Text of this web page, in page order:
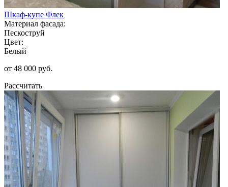
Шкаф-купе Флек
Материал фасада:
Пескоструй
Цвет:
Белый
от 48 000 руб.
Рассчитать